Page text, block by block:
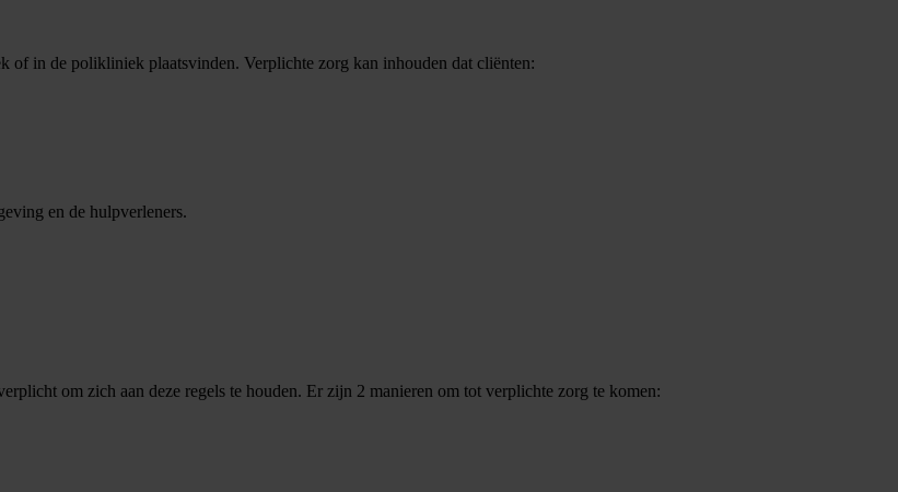
of in de polikliniek plaatsvinden. Verplichte zorg kan inhouden dat cliënten:
en de hulpverleners.
om zich aan deze regels te houden. Er zijn 2 manieren om tot verplichte zorg te komen: